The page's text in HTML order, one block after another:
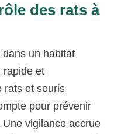
des rats à
dans un habitat
rapide et
rats et souris
pour prévenir
vigilance accrue